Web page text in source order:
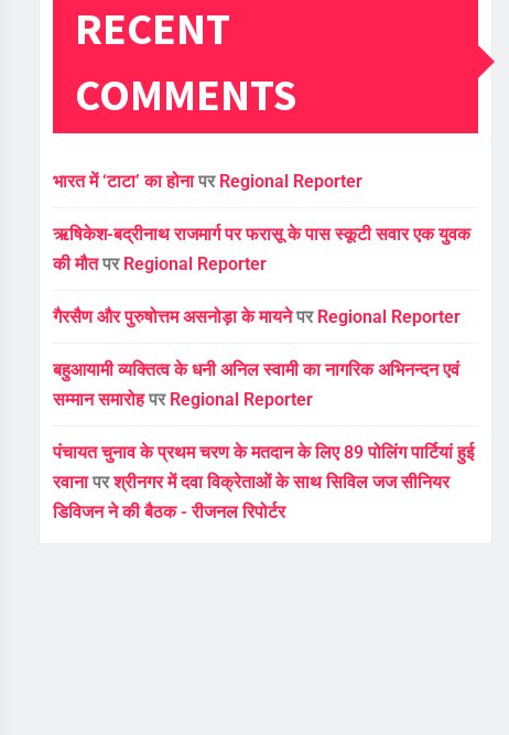
RECENT
COMMENTS
भारत में ‘टाटा’ का होनापर Regional Reporter
ऋषिकेश-बद्रीनाथ राजमार्ग पर फरासू के पास स्कूटी सवार एक युवक
की मौतपर Regional Reporter
गैरसैण और पुरुषोत्तम असनोड़ा के मायनेपर Regional Reporter
बहुआयामी व्यक्तित्व के धनी अनिल स्वामी का नागरिक अभिनन्दन एवं
सम्मान समारोहपर Regional Reporter
पंचायत चुनाव के प्रथम चरण के मतदान के लिए 89 पोलिंग पार्टियां हुई
रवानापरश्रीनगर में दवा विक्रेताओं के साथ सिविल जज सीनियर
डिविजन ने की बैठक - रीजनल रिपोर्टर